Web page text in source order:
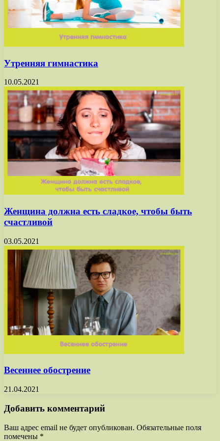
Утренняя гимнастика
10.05.2021
Женщина должна есть сладкое, чтобы быть
счастливой
03.05.2021
Весеннее обострение
21.04.2021
Добавить комментарий
Ваш адрес email не будет опубликован. Обязательные поля
помечены *